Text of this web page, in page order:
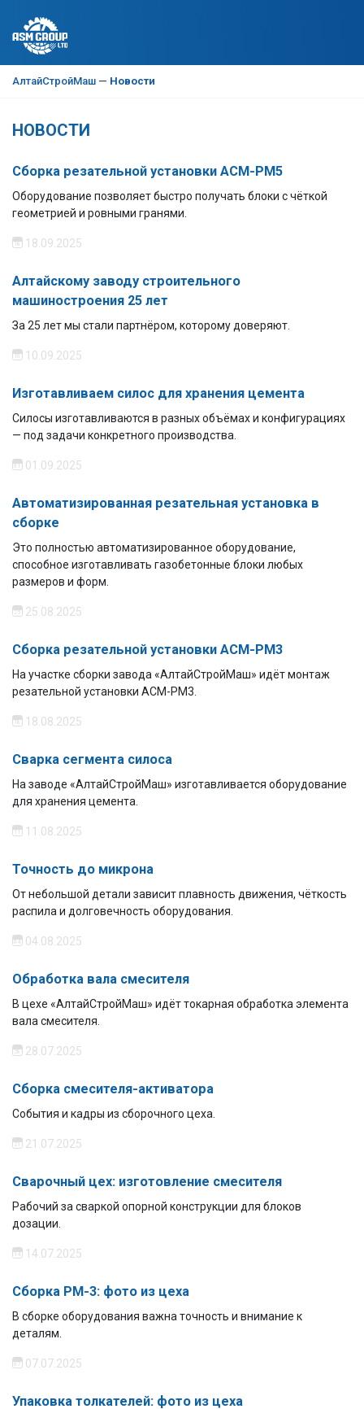
АлтайСтройМаш — Новости
НОВОСТИ
Сборка резательной установки АСМ-РМ5
Оборудование позволяет быстро получать блоки с чёткой
геометрией и ровными гранями.
18.09.2025
Алтайскому заводу строительного
машиностроения 25 лет
За 25 лет мы стали партнёром, которому доверяют.
10.09.2025
Изготавливаем силос для хранения цемента
Силосы изготавливаются в разных объёмах и конфигурациях
— под задачи конкретного производства.
01.09.2025
Автоматизированная резательная установка в
сборке
Это полностью автоматизированное оборудование,
способное изготавливать газобетонные блоки любых
размеров и форм.
25.08.2025
Сборка резательной установки АСМ-РМ3
На участке сборки завода «АлтайСтройМаш» идёт монтаж
резательной установки АСМ-РМ3.
18.08.2025
Сварка сегмента силоса
На заводе «АлтайСтройМаш» изготавливается оборудование
для хранения цемента.
11.08.2025
Точность до микрона
От небольшой детали зависит плавность движения, чёткость
распила и долговечность оборудования.
04.08.2025
Обработка вала смесителя
В цехе «АлтайСтройМаш» идёт токарная обработка элемента
вала смесителя.
28.07.2025
Сборка смесителя-активатора
События и кадры из сборочного цеха.
21.07.2025
Сварочный цех: изготовление смесителя
Рабочий за сваркой опорной конструкции для блоков
дозации.
14.07.2025
Сборка РМ-3: фото из цеха
В сборке оборудования важна точность и внимание к
деталям.
07.07.2025
Упаковка толкателей: фото из цеха